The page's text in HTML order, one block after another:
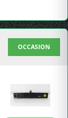
OCCASION